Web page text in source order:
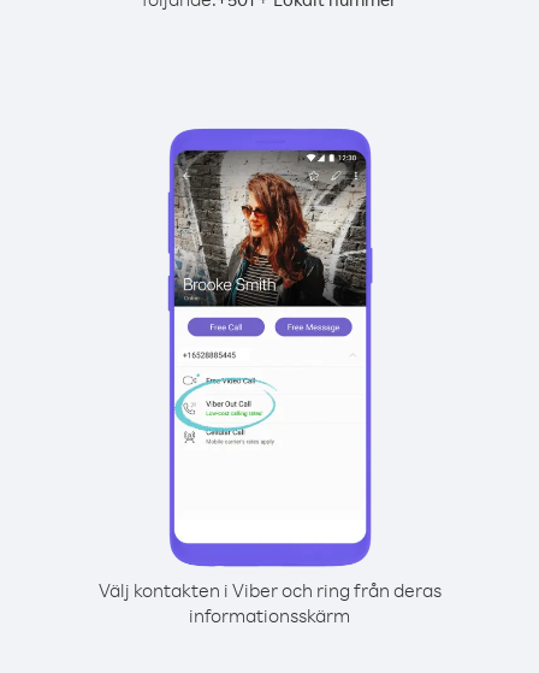
Välj kontakten i Viber och ring från deras
informationsskärm